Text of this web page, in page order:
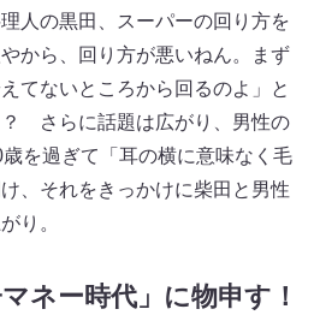
人の黒田、スーパーの回り方を
から、回り方が悪いねん。まず
てないところから回るのよ」と
さらに話題は広がり、男性の
を過ぎて「耳の横に意味なく毛
、それをきっかけに柴田と男性
り。
ネー時代」に物申す！